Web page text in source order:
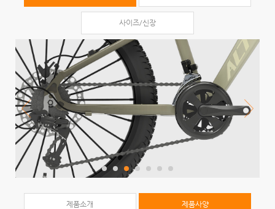
사이즈/신장
제품소개 제품사양